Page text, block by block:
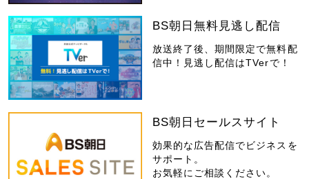
BS朝日無料見逃し配信
放送終了後、期間限定で無料配
信中！見逃し配信はTVerで！
BS朝日セールスサイト
効果的な広告配信でビジネスを
サポート。
お気軽にご相談ください。